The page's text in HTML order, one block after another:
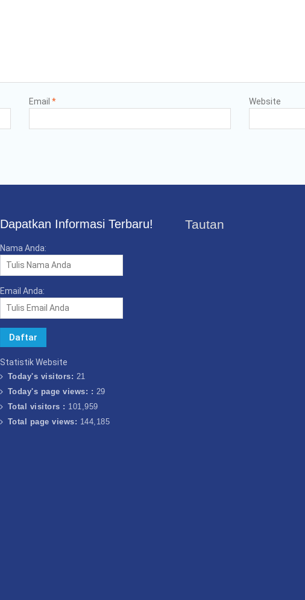
Email * Website
Dapatkan Informasi Terbaru!
Nama Anda:
Email Anda:
Statistik Website
Today's visitors: 21
Today's page views: : 29
Total visitors : 101,959
Total page views: 144,185
Tautan